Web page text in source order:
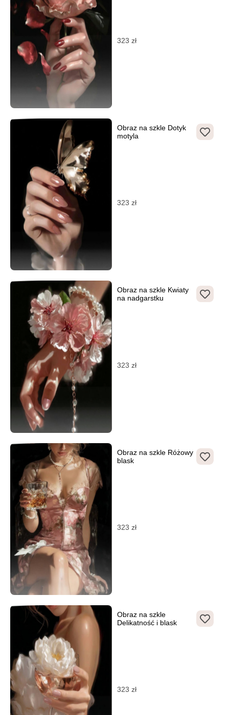
323 zł
Obraz na szkle Dotyk
motyla
323 zł
Obraz na szkle Kwiaty
na nadgarstku
323 zł
Obraz na szkle Różowy
blask
323 zł
Obraz na szkle
Delikatność i blask
323 zł